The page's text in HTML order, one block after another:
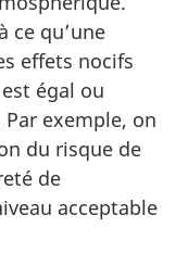
ce qu’une
effets nocifs
égal ou
exemple, on
du risque de
de
acceptable